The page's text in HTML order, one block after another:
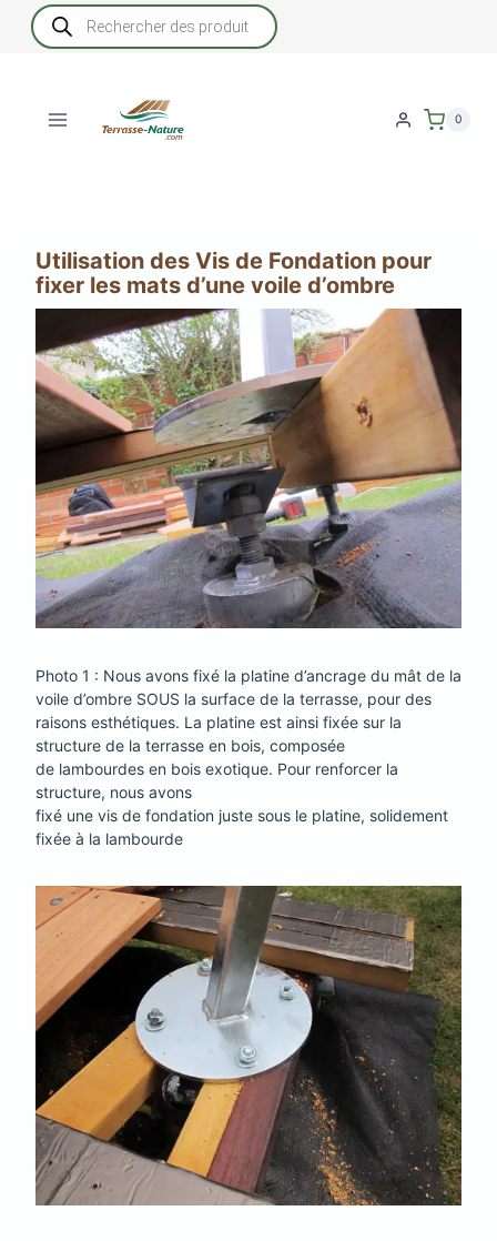
Recherche
de
produits
0
Utilisation des Vis de Fondation pour
fixer les mats d’une voile d’ombre
Photo 1 : Nous avons fixé la platine d’ancrage du mât de la
voile d’ombre SOUS la surface de la terrasse, pour des
raisons esthétiques. La platine est ainsi fixée sur la
structure de la terrasse en bois, composée
de lambourdes en bois exotique. Pour renforcer la
structure, nous avons
fixé une vis de fondation juste sous le platine, solidement
fixée à la lambourde